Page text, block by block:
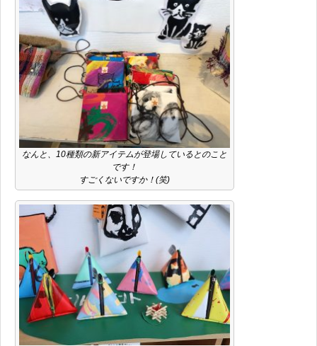
なんと、10種類の新アイテムが登場しているとのこと
です！
すごくないですか！(笑)